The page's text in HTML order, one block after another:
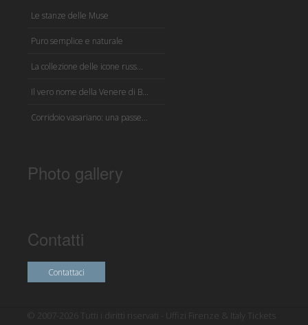
Le stanze delle Muse
Puro semplice e naturale
La collezione delle icone russ...
Il vero nome della Venere di B...
Corridoio vasariano: una passe...
Photo gallery
Contatti
Contattaci
© 2007-2026 Tutti i diritti riservati - Uffizi Firenze & Italy Tickets